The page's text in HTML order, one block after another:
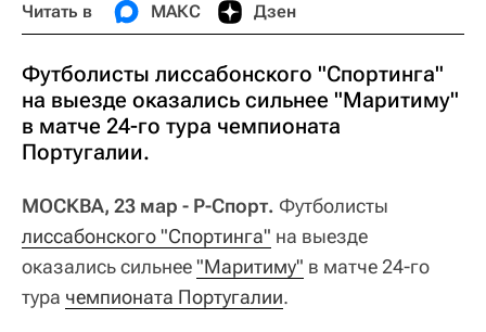
Читать в МАКС Дзен
Футболисты лиссабонского "Спортинга"
на выезде оказались сильнее "Маритиму"
в матче 24-го тура чемпионата
Португалии.
МОСКВА, 23 мар - Р-Спорт. Футболисты
лиссабонского "Спортинга" на выезде
оказались сильнее"Маритиму" в матче 24-го
тура чемпионата Португалии.